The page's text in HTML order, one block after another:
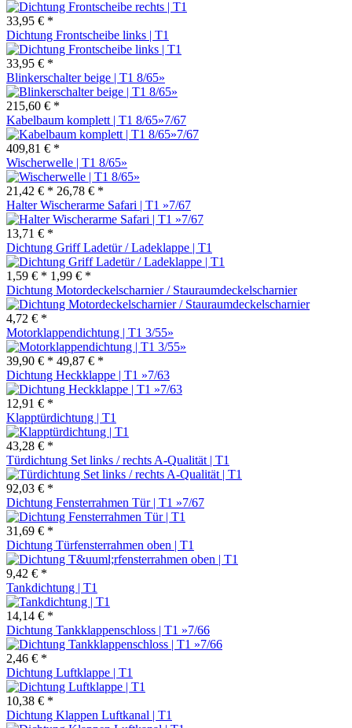
33,95 € *
Dichtung Frontscheibe links | T1
33,95 € *
Blinkerschalter beige | T1 8/65»
215,60 € *
Kabelbaum komplett | T1 8/65»7/67
409,81 € *
Wischerwelle | T1 8/65»
21,42 € * 26,78 € *
Halter Wischerarme Safari | T1 »7/67
13,71 € *
Dichtung Griff Ladetür / Ladeklappe | T1
1,59 € * 1,99 € *
Dichtung Motordeckelscharnier / Stauraumdeckelscharnier
4,72 € *
Motorklappendichtung | T1 3/55»
39,90 € * 49,87 € *
Dichtung Heckklappe | T1 »7/63
12,91 € *
Klapptürdichtung | T1
43,28 € *
Türdichtung Set links / rechts A-Qualität | T1
92,03 € *
Dichtung Fensterrahmen Tür | T1 »7/67
31,69 € *
Dichtung Türfensterrahmen oben | T1
9,42 € *
Tankdichtung | T1
14,14 € *
Dichtung Tankklappenschloss | T1 »7/66
2,46 € *
Dichtung Luftklappe | T1
10,38 € *
Dichtung Klappen Luftkanal | T1